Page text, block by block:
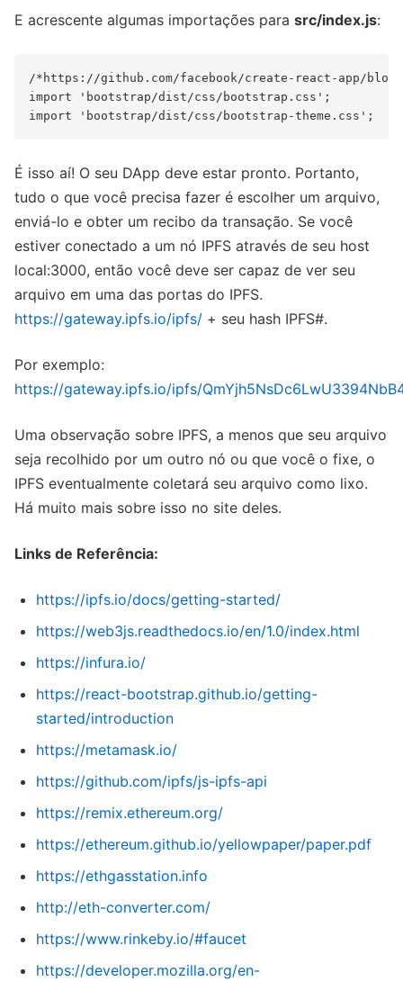
E acrescente algumas importações para src/index.js:
/*https://github.com/facebook/create-react-app/blob/
import 'bootstrap/dist/css/bootstrap.css';
É isso aí! O seu DApp deve estar pronto. Portanto,
tudo o que você precisa fazer é escolher um arquivo,
enviá-lo e obter um recibo da transação. Se você
estiver conectado a um nó IPFS através de seu host
local:3000, então você deve ser capaz de ver seu
arquivo em uma das portas do IPFS.
https://gateway.ipfs.io/ipfs/ + seu hash IPFS#.
Por exemplo:
https://gateway.ipfs.io/ipfs/
Uma observação sobre IPFS, a menos que seu arquivo
seja recolhido por um outro nó ou que você o fixe, o
IPFS eventualmente coletará seu arquivo como lixo.
Há muito mais sobre isso no site deles.
Links de Referência:
https://ipfs.io/docs/getting-started/
https://web3js.readthedocs.io/en/1.0/index.html
https://infura.io/
https://react-bootstrap.github.io/getting-
started/introduction
https://metamask.io/
https://github.com/ipfs/js-ipfs-api
https://remix.ethereum.org/
https://ethereum.github.io/yellowpaper/paper.pdf
https://ethgasstation.info
http://eth-converter.com/
https://www.rinkeby.io/#faucet
https://developer.mozilla.org/en-